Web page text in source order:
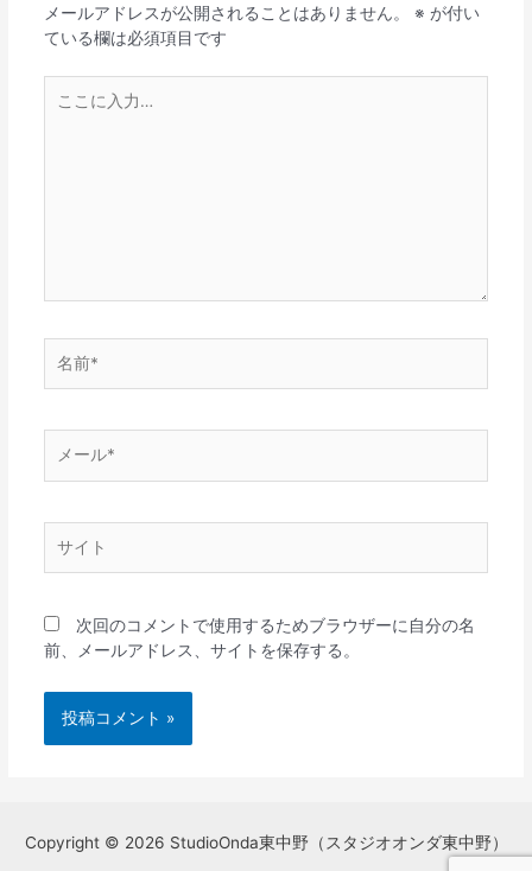
メールアドレスが公開されることはありません。 ※ が付い
ている欄は必須項目です
前
ー
次回のコメントで使用するためブラウザーに自分の名
前、メールアドレス、サイトを保存する。
Copyright © 2026 StudioOnda東中野（スタジオオンダ東中野）